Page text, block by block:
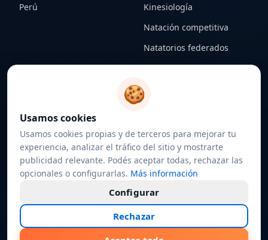
Perú
Kinesiología
Natación competitiva
Natatorios federados
Federaciones
Sobre nosotros
Contacto
Política de cookies
Configurar cookies
4estilos.com · Todos los derechos reservados
Hecho con♥por nadadores, para nadadores.
Desarrollado porP3Design.com
🍪
Usamos cookies
Usamos cookies propias y de terceros para mejorar tu
experiencia, analizar el tráfico del sitio y mostrarte
publicidad relevante. Podés aceptar todas, rechazar las
opcionales o configurarlas. Más información
Configurar
Rechazar